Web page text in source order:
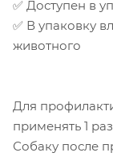
✅ Доступен в
✅ В упаковку
животного
Для
применять 1
Собаку после